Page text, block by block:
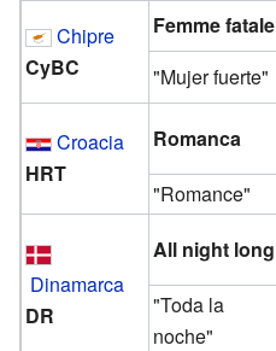
Chipre
CyBC
Femme fatale
"Mujer fuerte"
Croacia
HRT
Romanca
"Romance"
Dinamarca
DR
All night long
"Toda la
noche"